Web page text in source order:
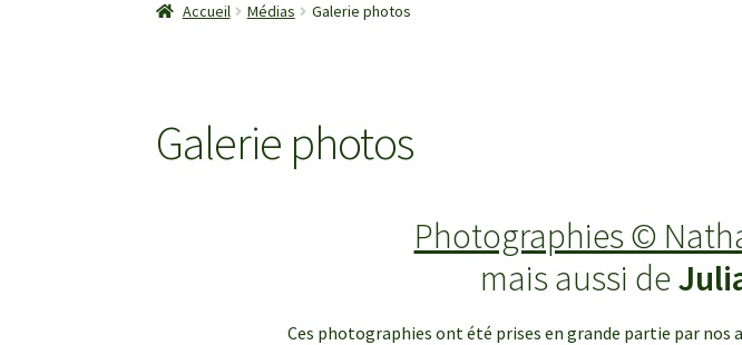
Accueil Médias Galerie photos
Galerie photos
Photographies ©
mais aussi de
Ces photographies ont été prises en grande partie par nos